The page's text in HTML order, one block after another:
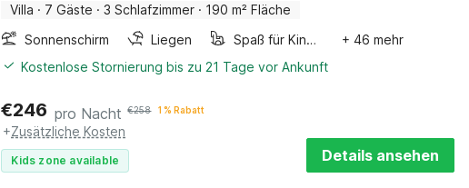
Villa · 7 Gäste · 3 Schlafzimmer · 190 m² Fläche
Sonnenschirm
Liegen Spaß für Kinder
+ 46 mehr
Kostenlose Stornierung bis zu 21 Tage vor Ankunft
€246 pro Nacht €258 1 % Rabatt
+Zusätzliche Kosten
Kids zone available Details ansehen